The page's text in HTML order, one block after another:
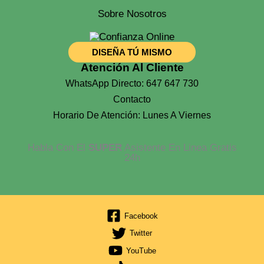
Sobre Nosotros
DISEÑA TÚ MISMO
Atención Al Cliente
WhatsApp Directo: 647 647 730
Contacto
Horario De Atención: Lunes A Viernes
Habla Con El SUPERAsistente En Linea Gratis
24h
Facebook
Twitter
YouTube